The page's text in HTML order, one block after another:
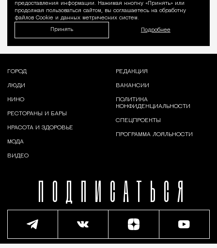
предоставления информации. Нажимая кнопку «Принять» или
продолжая пользоваться сайтом, вы соглашаетесь на обработку
файлов Cookie и данных метрических систем.
Принять Подробнее
ПОДПИСАТЬСЯ
ГОРОД
ЛЮДИ
КИНО
РЕСТОРАНЫ И БАРЫ
КРАСОТА И ЗДОРОВЬЕ
МОДА
ВИДЕО
РЕДАКЦИЯ
ВАКАНСИИ
ПОЛИТИКА
КОНФИДЕНЦИАЛЬНОСТИ
СПЕЦПРОЕКТЫ
ПРОГРАММА ЛОЯЛЬНОСТИ